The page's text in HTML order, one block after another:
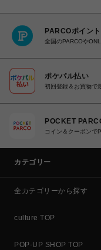
PARCOポイント
全国のPARCOや
ポケパル払い
初回登録＆お買物で
POCKET
コイン＆クーポンで
カテゴリー
全カテゴリーから探す
culture TOP
POP-UP SHOP TOP